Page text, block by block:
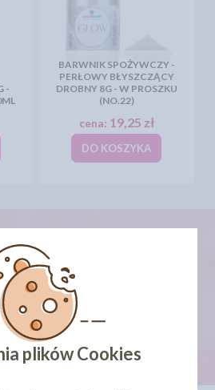
-
BARWNIK SPOŻYWCZY -
PERŁOWY BŁYSZCZĄCY
DROBNY 8G - W PROSZKU
(NO.22)
cena: 19,25 zł
DO KOSZYKA
plików Cookies